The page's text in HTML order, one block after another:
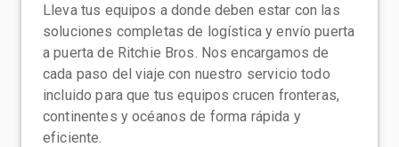
Lleva tus equipos a donde deben estar con las
soluciones completas de logística y envío puerta
a puerta de Ritchie Bros. Nos encargamos de
cada paso del viaje con nuestro servicio todo
incluido para que tus equipos crucen fronteras,
continentes y océanos de forma rápida y
eficiente.